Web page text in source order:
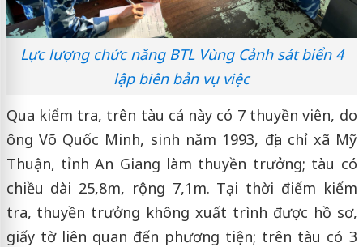
Lực lượng chức năng BTL Vùng Cảnh sát biển 4
lập biên bản vụ việc
Qua kiểm tra, trên tàu cá này có 7 thuyền viên, do
ông Võ Quốc Minh, sinh năm 1993, địa chỉ xã Mỹ
Thuận, tỉnh An Giang làm thuyền trưởng; tàu có
chiều dài 25,8m, rộng 7,1m. Tại thời điểm kiểm
tra, thuyền trưởng không xuất trình được hồ sơ,
giấy tờ liên quan đến phương tiện; trên tàu có 3